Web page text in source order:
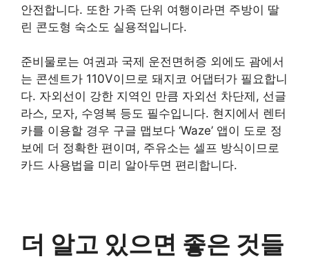
안전합니다. 또한 가족 단위 여행이라면 주방이 딸
린 콘도형 숙소도 실용적입니다.
준비물로는 여권과 국제 운전면허증 외에도 괌에서
는 콘센트가 110V이므로 돼지코 어댑터가 필요합니
다. 자외선이 강한 지역인 만큼 자외선 차단제, 선글
라스, 모자, 수영복 등도 필수입니다. 현지에서 렌터
카를 이용할 경우 구글 맵보다 ‘Waze’ 앱이 도로 정
보에 더 정확한 편이며, 주유소는 셀프 방식이므로
카드 사용법을 미리 알아두면 편리합니다.
더 알고 있으면 좋은 것들